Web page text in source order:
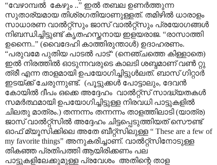
“വേഴാമ്പൽ കേഴും ..” ഇൽ തബല ഉണർത്തുന്ന
സുതാര്യമായ തിശ്രഗതിയാണുള്ളത്. തമിഴിൽ ധാരാളം
സാധാരണ വാൽറ്റ്സും ജാസ് വാൽറ്റ്സും പ്രയോഗങ്ങൾ
നിബന്ധിച്ചിട്ടുണ്ട് കൃതഹസ്തനായ ഇളയരാജ. “രാസാത്തി
ഉന്നൈ..” (വൈദേഹി കാത്തിരുന്താൾ) ഉദാഹരണം.
“പരുവമേ പുതിയ പാടൽ പാട്“ (നെഞ്ചത്തെ കിള്ളാതെ)
ഇൽ നിരത്തിൽ ഓടുന്നവരുടെ കാലടി ശബ്ദമാണ് വൺ റ്റു
ത്രീ എന്ന താളമായി ഉപയോഗിച്ചിട്ടുൾലത്. ബാസ് ഗിറ്റാർ
ഇടയ്ക്ക് ചേരുന്നുണ്ട്. (പൂട്ടുക്കൾ പോട്ടാലും, ദേവൻ
കോയിൽ ദീപം ഒക്കെ അദ്ദേഹം വാൽറ്റ്സ് സാദ്ധ്യതകൾ
സമർത്ഥമായി ഉപയോഗിച്ചിട്ടുള്ള നിരവധി പാട്ടുകളിൽ
ചിലതു മാത്രം.) തന്നന്നം തന്നന്നം താളത്തിലാടി (യാത്ര)
ജാസ് വാൽറ്റ്സിൽ അദ്ദേഹം ചിട്ടപ്പെടുത്തിയത് സൌണ്ട്
ഓഫ് മ്യൂസിക്കിലെ അതേ ബീറ്റ്സിലുള്ള “ These are a few of
my favorite things” അനുകരിച്ചാണ്. വാൽറ്റ്സിനോടുള്ള
തികഞ്ഞ പ്രതിപത്തി ആയിരിക്കണം പല
പാട്ടുകളിലേക്കുമുള്ള പ്രവേശം അതിന്റെ താള